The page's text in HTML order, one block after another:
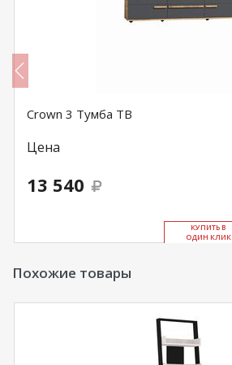
Crown 3 Тумба ТВ
Цена
13 540
КУ­ПИТЬ В
ОДИН КЛИК
Похожие товары